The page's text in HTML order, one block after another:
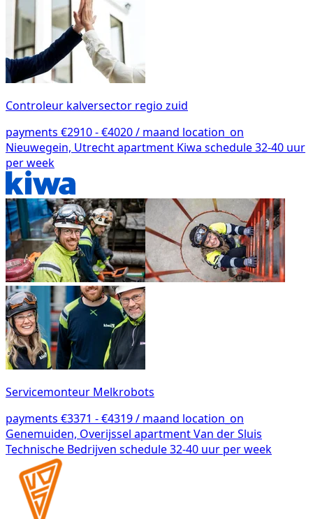
Controleur kalversector regio zuid
payments €2910 - €4020 / maand location_on
Nieuwegein, Utrechtapartment Kiwa schedule32-40 uur
per week
Servicemonteur Melkrobots
payments €3371 - €4319 / maand location_on
Genemuiden, Overijssel apartmentVan der Sluis
Technische Bedrijven schedule32-40 uur per week